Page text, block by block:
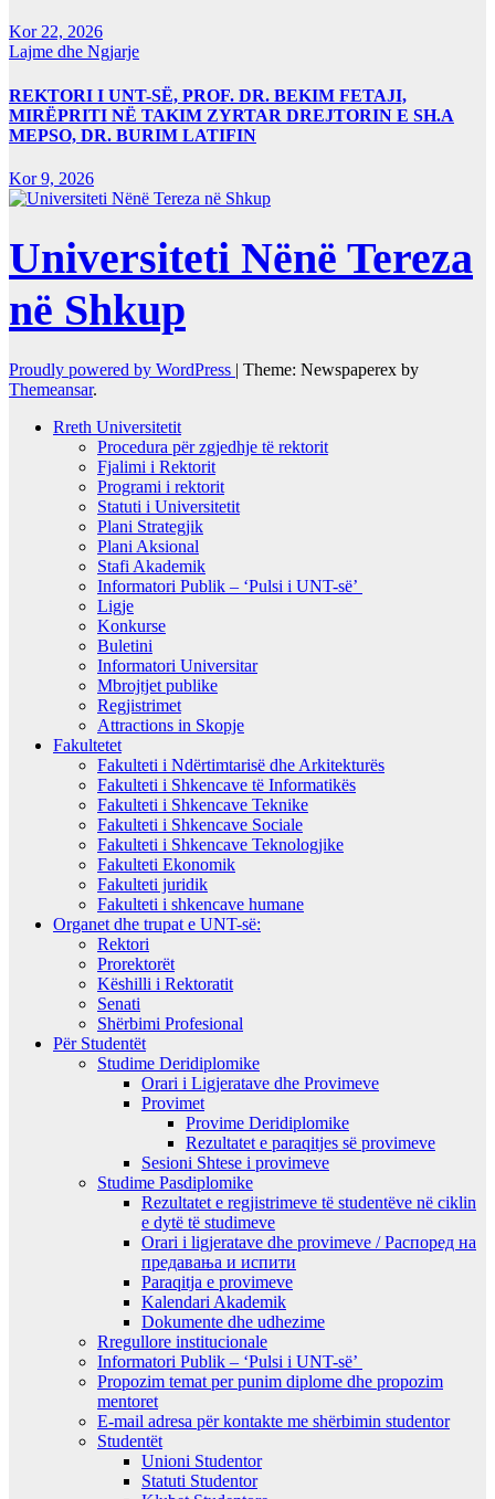
Kor 22, 2026
Lajme dhe Ngjarje
REKTORI I UNT-SË, PROF. DR. BEKIM FETAJI,
MIRËPRITI NË TAKIM ZYRTAR DREJTORIN E SH.A
MEPSO, DR. BURIM LATIFIN
Kor 9, 2026
Universiteti Nënë Tereza
në Shkup
Proudly powered by WordPress | Theme: Newspaperex by
Themeansar.
Rreth Universitetit
Procedura për zgjedhje të rektorit
Fjalimi i Rektorit
Programi i rektorit
Statuti i Universitetit
Plani Strategjik
Plani Aksional
Stafi Akademik
Informatori Publik – ‘Pulsi i UNT-së’
Ligje
Konkurse
Buletini
Informatori Universitar
Mbrojtjet publike
Regjistrimet
Attractions in Skopje
Fakultetet
Fakulteti i Ndërtimtarisë dhe Arkitekturës
Fakulteti i Shkencave të Informatikës
Fakulteti i Shkencave Teknike
Fakulteti i Shkencave Sociale
Fakulteti i Shkencave Teknologjike
Fakulteti Ekonomik
Fakulteti juridik
Fakulteti i shkencave humane
Organet dhe trupat e UNT-së:
Rektori
Prorektorët
Këshilli i Rektoratit
Senati
Shërbimi Profesional
Për Studentët
Studime Deridiplomike
Orari i Ligjeratave dhe Provimeve
Provimet
Provime Deridiplomike
Rezultatet e paraqitjes së provimeve
Sesioni Shtese i provimeve
Studime Pasdiplomike
Rezultatet e regjistrimeve të studentëve në ciklin
e dytë të studimeve
Orari i ligjeratave dhe provimeve / Распоред на
предавањa и испити
Paraqitja e provimeve
Kalendari Akademik
Dokumente dhe udhezime
Rregullore institucionale
Informatori Publik – ‘Pulsi i UNT-së’
Propozim temat per punim diplome dhe propozim
mentoret
E-mail adresa për kontakte me shërbimin studentor
Studentët
Unioni Studentor
Statuti Studentor